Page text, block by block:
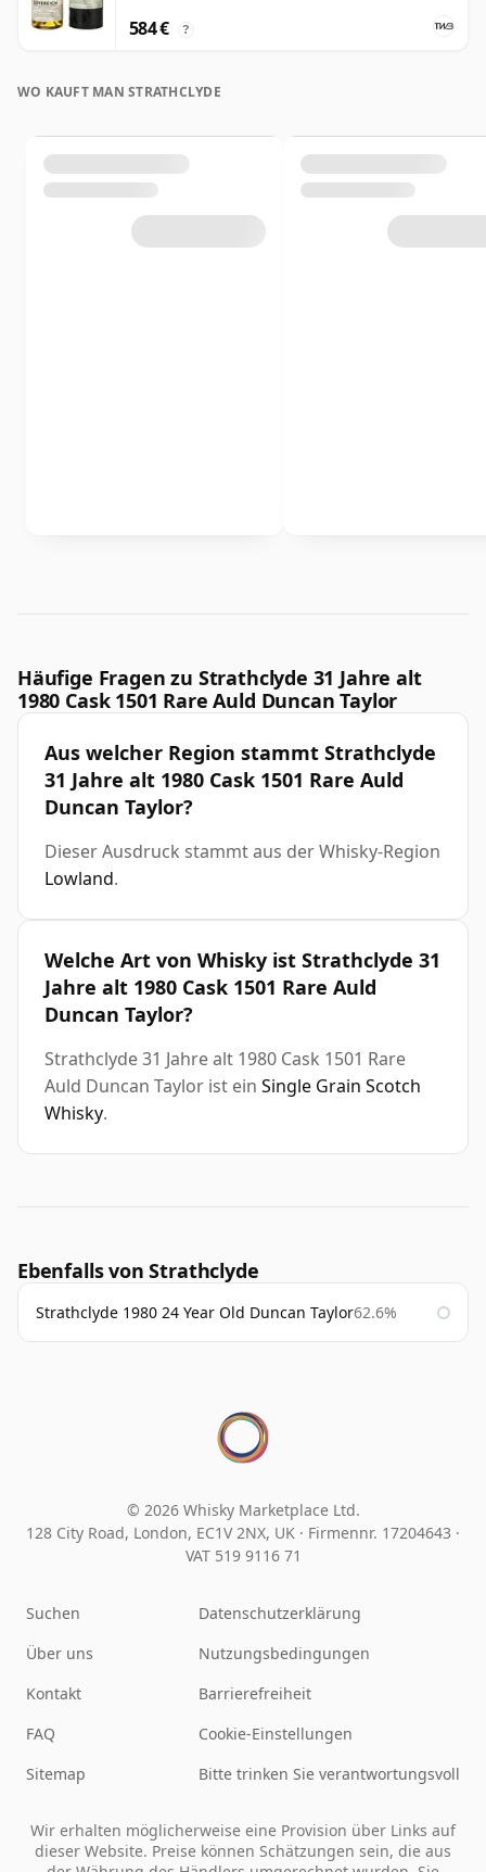
584 € ?
WO KAUFT MAN STRATHCLYDE
Häufige Fragen zu Strathclyde 31 Jahre alt
1980 Cask 1501 Rare Auld Duncan Taylor
Aus welcher Region stammt Strathclyde
31 Jahre alt 1980 Cask 1501 Rare Auld
Duncan Taylor?
Dieser Ausdruck stammt aus der Whisky-Region
Lowland.
Welche Art von Whisky ist Strathclyde 31
Jahre alt 1980 Cask 1501 Rare Auld
Duncan Taylor?
Strathclyde 31 Jahre alt 1980 Cask 1501 Rare
Auld Duncan Taylor ist ein Single Grain Scotch
Whisky.
Ebenfalls von Strathclyde
Strathclyde 1980 24 Year Old Duncan Taylor62.6%
© 2026 Whisky Marketplace Ltd.
128 City Road, London, EC1V 2NX, UK · Firmennr. 17204643 ·
VAT 519 9116 71
Suchen
Über uns
Kontakt
FAQ
Sitemap
Datenschutzerklärung
Nutzungsbedingungen
Barrierefreiheit
Cookie-Einstellungen
Bitte trinken Sie verantwortungsvoll
Wir erhalten möglicherweise eine Provision über Links auf
dieser Website. Preise können Schätzungen sein, die aus